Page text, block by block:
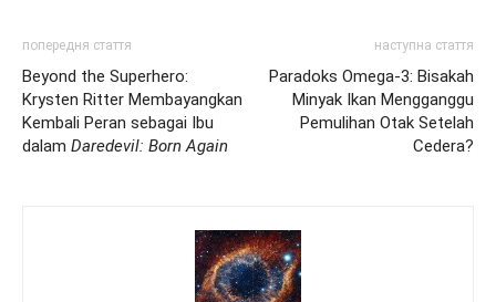
попередня стаття
Beyond the Superhero:
Krysten Ritter Membayangkan
Kembali Peran sebagai Ibu
dalam Daredevil: Born Again
наступна стаття
Paradoks Omega-3: Bisakah
Minyak Ikan Mengganggu
Pemulihan Otak Setelah
Cedera?